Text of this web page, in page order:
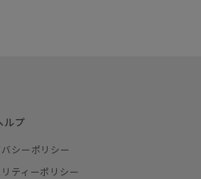
ルプ
シーポリシー
ティーポリシー